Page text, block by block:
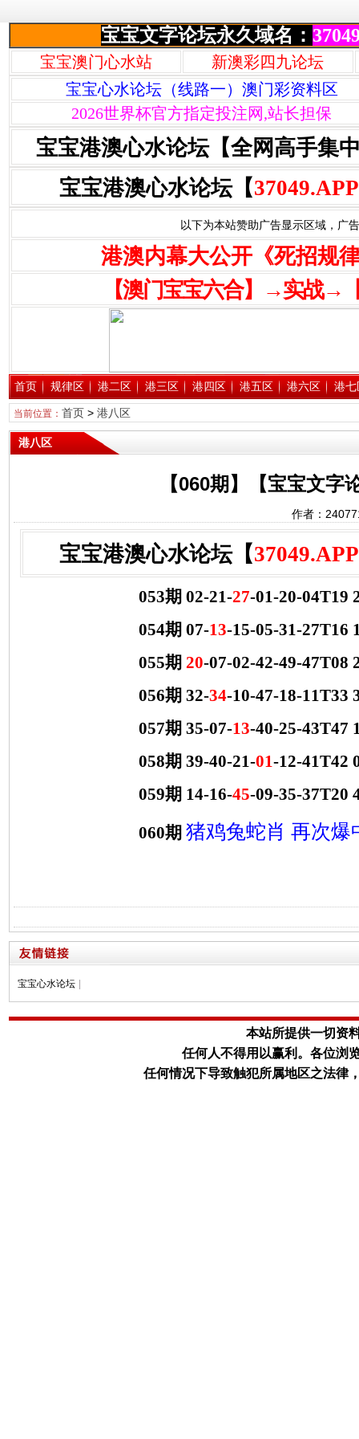
宝宝文字论坛永久域名：
宝宝澳门心水站
新澳彩四九论坛
宝宝心水论坛（线路一）澳门彩资料区
2026世界杯官方指定投注网,站长担保
宝宝港澳心水论坛【全网高手集
宝宝港澳心水论坛【37049.APP
以下为本站赞助广告显示区域，广
港澳内幕大公开《死招规
【澳门宝宝六合】→实战→
首页 规律区 港二区 港三区 港四区 港五区 港六区 港七
当前位置： 首页> 港八区
港八区
【060期】【宝宝文
作者：
宝宝港澳心水论坛【37049.APP
053期 02-21-27-01-20-04T19
054期 07-13-15-05-31-27T16
055期 20-07-02-42-49-47T08
056期 32-34-10-47-18-11T33
057期 35-07-13-40-25-43T47
058期 39-40-21-01-12-41T42
059期 14-16-45-09-35-37T20
060期 猪鸡兔蛇肖 再次爆
宝宝心水论坛
本站所提供一切资
任何人不得用以赢利。 各位浏
任何情况下导致触犯所属地区之法律